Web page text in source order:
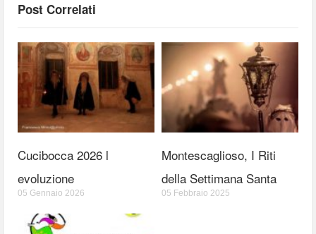
Post Correlati
Cucibocca 2026 l
evoluzione
05 Gennaio 2026
Montescaglioso, I Riti
della Settimana Santa
05 Febbraio 2025